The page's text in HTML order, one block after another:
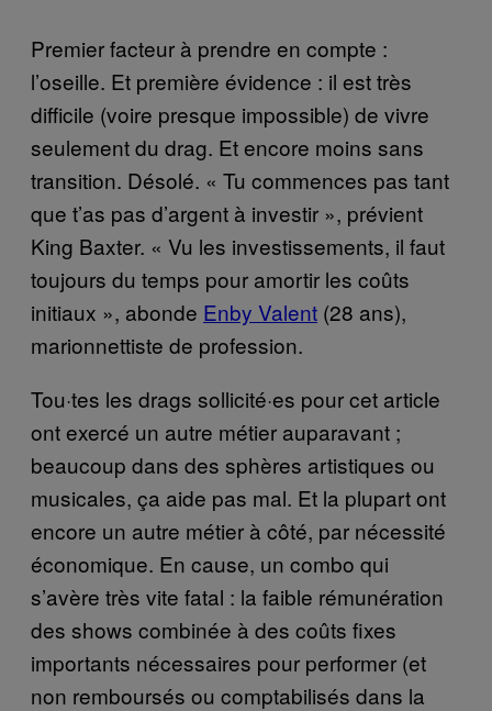
Premier facteur à prendre en compte :
l’oseille. Et première évidence : il est très
difficile (voire presque impossible) de vivre
seulement du drag. Et encore moins sans
transition. Désolé. « Tu commences pas tant
que t’as pas d’argent à investir », prévient
King Baxter. « Vu les investissements, il faut
toujours du temps pour amortir les coûts
initiaux », abonde Enby Valent (28 ans),
marionnettiste de profession.
Tou·tes les drags sollicité·es pour cet article
ont exercé un autre métier auparavant ;
beaucoup dans des sphères artistiques ou
musicales, ça aide pas mal. Et la plupart ont
encore un autre métier à côté, par nécessité
économique. En cause, un combo qui
s’avère très vite fatal : la faible rémunération
des shows combinée à des coûts fixes
importants nécessaires pour performer (et
non remboursés ou comptabilisés dans la